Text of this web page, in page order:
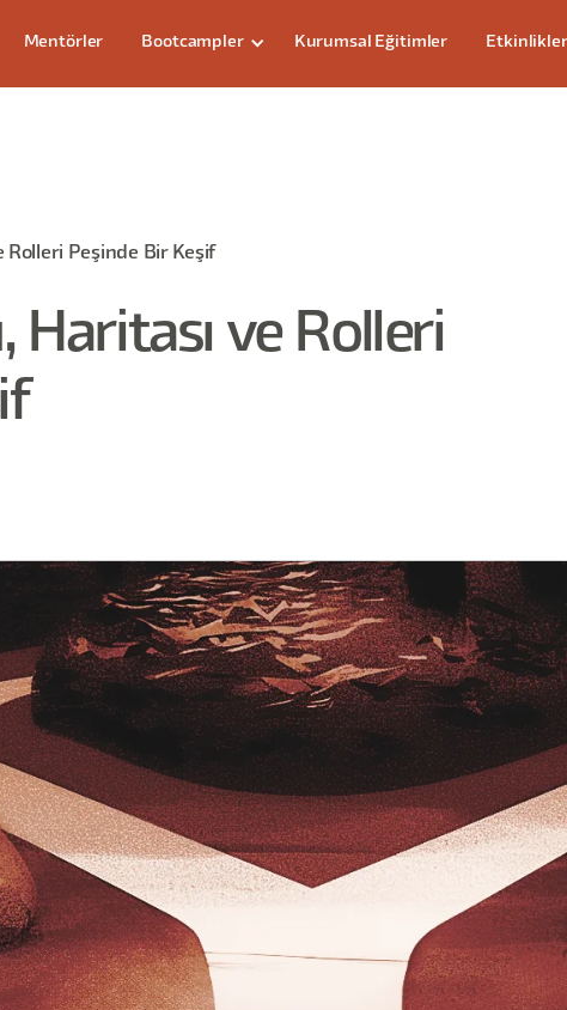
Mentörler Bootcampler Kurumsal Eğitimler Etkinlikler
Rolleri Peşinde Bir Keşif
Haritası ve Rolleri